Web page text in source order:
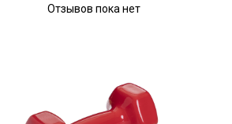
Отзывов пока нет